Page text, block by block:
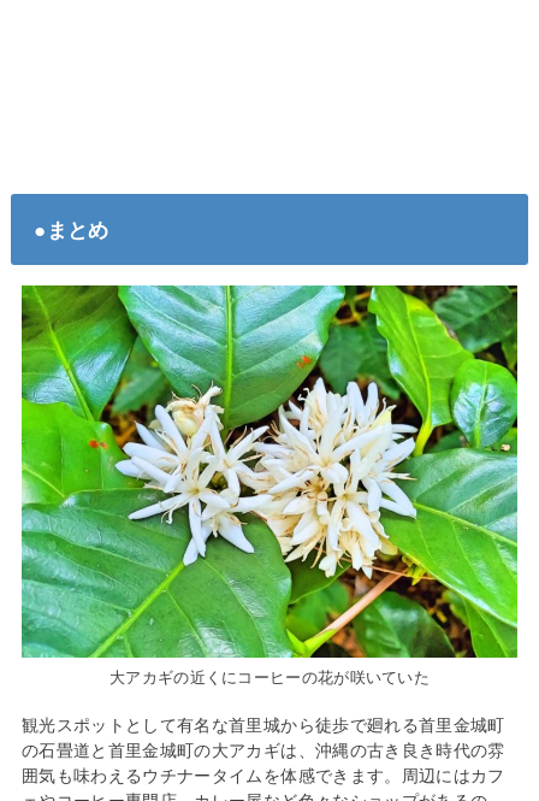
●まとめ
大アカギの近くにコーヒーの花が咲いていた
観光スポットとして有名な首里城から徒歩で廻れる首里金城町
の石畳道と首里金城町の大アカギは、沖縄の古き良き時代の雰
囲気も味わえるウチナータイムを体感できます。周辺にはカフ